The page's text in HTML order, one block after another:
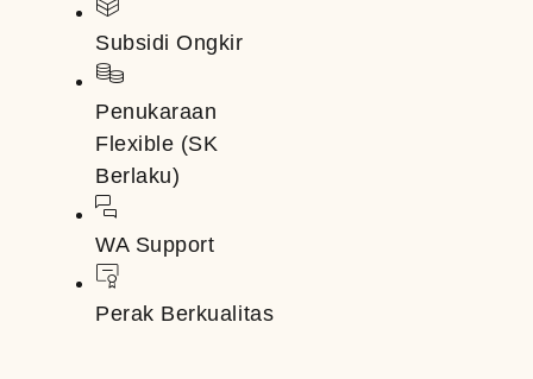
Subsidi Ongkir
Penukaraan
Flexible (SK
Berlaku)
WA Support
Perak Berkualitas